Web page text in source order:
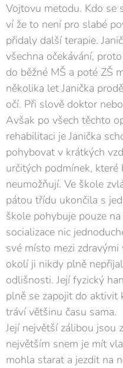
Vojtovu metodu. Kdo se
ví že to není pro slabé
přidaly další terapie.
všechna očekávání,
do běžné MŠ a poté ZŠ
několika let Janička
očí. Při slově doktor
Avšak po všech těchto
rehabilitaci je Janička
pohybovat v krátkých
určitých podmínek,
neumožňují. Ve škole
pátou třídu ukončila s
škole pohybuje pouze
socializace nic
své místo mezi
okolí ji nikdy plně
odlišnosti. Její fyzický
plně se zapojit do
tráví většinu času sama.
Její největší zálibou jsou
největším snem je mít
mohla starat a jezdit na